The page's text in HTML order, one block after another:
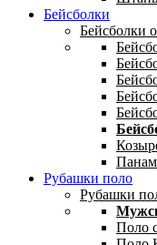
Бейсболки
Бейсболки
Рубашки поло
Рубашки
Поло